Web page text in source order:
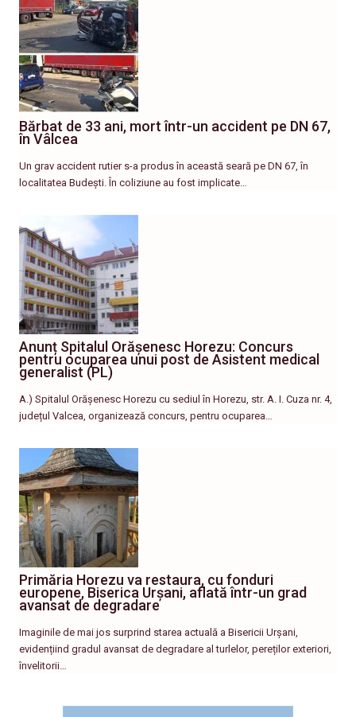
Bărbat de 33 ani, mort într-un accident pe DN 67,
în Vâlcea
Un grav accident rutier s-a produs în această seară pe DN 67, în
localitatea Budești. În coliziune au fost implicate…
Anunț Spitalul Orășenesc Horezu: Concurs
pentru ocuparea unui post de Asistent medical
generalist (PL)
A.) Spitalul Orășenesc Horezu cu sediul în Horezu, str. A. I. Cuza nr. 4,
județul Valcea, organizează concurs, pentru ocuparea…
Primăria Horezu va restaura, cu fonduri
europene, Biserica Urșani, aflată într-un grad
avansat de degradare
Imaginile de mai jos surprind starea actuală a Bisericii Urșani,
evidențiind gradul avansat de degradare al turlelor, pereților exteriori,
învelitorii…